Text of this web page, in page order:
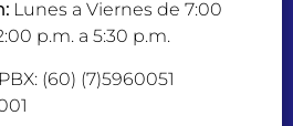
Lunes a Viernes de 7:00
p.m. a 5:30 p.m.
PBX: (60) (7)5960051